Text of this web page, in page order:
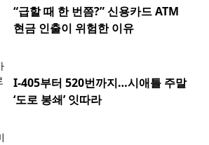
“급할 때 한 번쯤?” 신용카드 ATM
현금 인출이 위험한 이유
I-405부터 520번까지…시애틀 주말
‘도로 봉쇄’ 잇따라